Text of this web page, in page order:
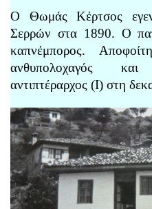
Ο Θωμάς Κέρτσος
Σερρών στα 1890. Ο
καπνέμπορος.
ανθυπολοχαγός
αντιπτέραρχος (Ι) στη